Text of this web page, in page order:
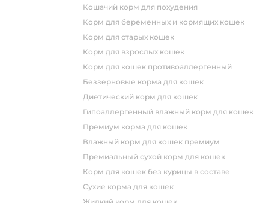
кошачий корм для похудения
корм для беременных и кормящих кошек
корм для старых кошек
корм для взрослых кошек
корм для кошек противоаллергенный
беззерновые корма для кошек
диетический корм для кошек
гипоаллергенный влажный корм для кошек
премиум корма для кошек
влажный корм для кошек премиум
премиальный сухой корм для кошек
корм для кошек без курицы в составе
сухие корма для кошек